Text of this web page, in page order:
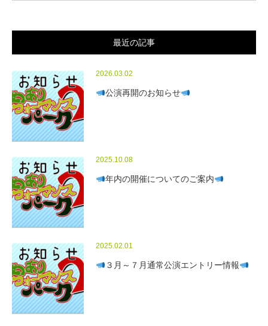
最近の記事
2026.03.02
公演再開のお知らせ
2025.10.08
年内の開催についてのご案内
2025.02.01
３月～７月通常公演エントリー情報